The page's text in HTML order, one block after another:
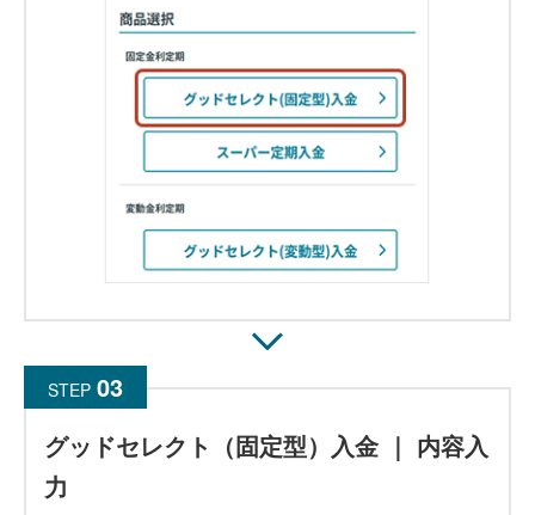
STEP
グッドセレクト（固定型）入金 ｜ 内容入
力